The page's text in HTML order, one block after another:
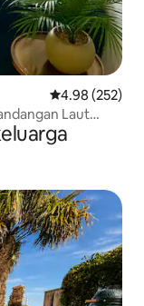
Penarafan
4.98 (252)
Laut